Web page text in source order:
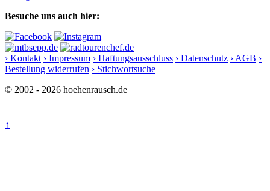
Besuche uns auch hier:
› Kontakt › Impressum › Haftungsausschluss › Datenschutz › AGB ›
Bestellung widerrufen › Stichwortsuche
© 2002 - 2026 hoehenrausch.de
↑